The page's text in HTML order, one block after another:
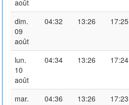
août
dim.
09
août
04:32 13:26 17:25
lun.
10
août
04:34 13:26 17:24
mar.
04:36 13:26 17:23